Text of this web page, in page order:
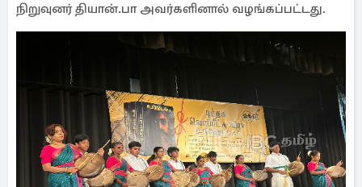
நிறுவுனர் தியான்.பா அவர்களினால் வழங்கப்பட்டது.